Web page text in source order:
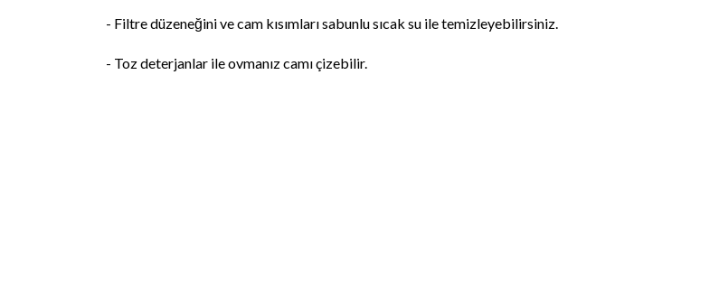
- Filtre düzeneğini ve cam kısımları sabunlu sıcak su ile temizleyebilirsiniz.
- Toz deterjanlar ile ovmanız camı çizebilir.